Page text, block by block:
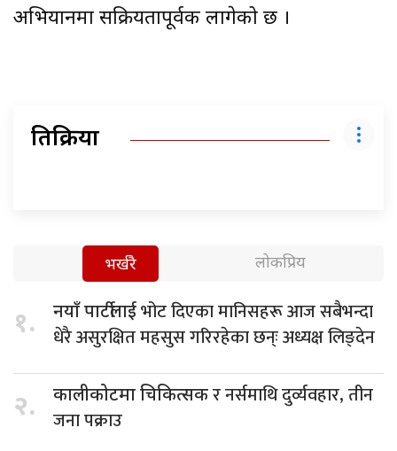
अभियानमा सक्रियतापूर्वक लागेको छ ।
प्रतिक्रिया
भर्खरै लोकप्रिय
१. नयाँ पार्टीलाईभोट दिएका मानिसहरू आज सबैभन्दा
धेरै असुरक्षित महसुस गरिरहेका छन्ः अध्यक्ष लिङ्देन
२. कालीकोटमा चिकित्सकर नर्समाथि दुर्व्यवहार, तीन
जना पक्राउ